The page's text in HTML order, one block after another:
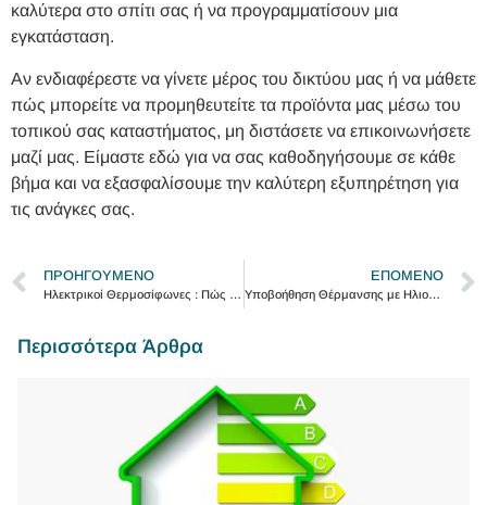
καλύτερα στο σπίτι σας ή να προγραμματίσουν μια
εγκατάσταση.
Αν ενδιαφέρεστε να γίνετε μέρος του δικτύου μας ή να μάθετε
πώς μπορείτε να προμηθευτείτε τα προϊόντα μας μέσω του
τοπικού σας καταστήματος, μη διστάσετε να επικοινωνήσετε
μαζί μας. Είμαστε εδώ για να σας καθοδηγήσουμε σε κάθε
βήμα και να εξασφαλίσουμε την καλύτερη εξυπηρέτηση για
τις ανάγκες σας.
ΠΡΟΗΓΟΎΜΕΝΟ
Ηλεκτρικοί Θερμοσίφωνες : Πώς Λειτουργούν και Τι Πρέπει να Γνωρίζετε
ΕΠΌΜΕΝΟ
Υποβοήθηση Θέρμανσης με Ηλιοθερμία: Αξιοποιήστε τον Ήλιου για Αποδοτική Θέρμανση και Ζεστό Νερό Χρήσης
Περισσότερα Άρθρα